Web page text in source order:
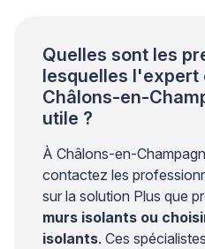
Quelles sont les
lesquelles l'expert
Châlons-en-
utile ?
À Châlons-en-
contactez les
sur la solution Plus que
murs isolants ou
isolants. Ces